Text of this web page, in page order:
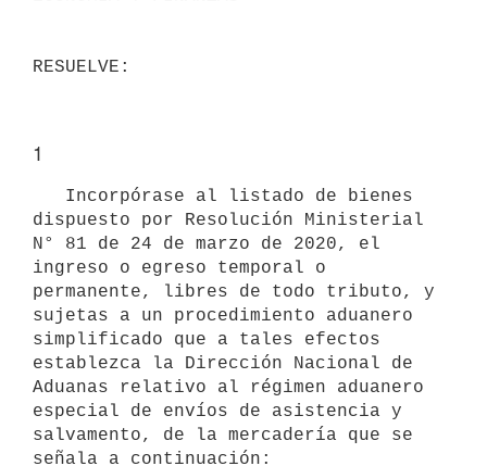
1
dispuesto por Resolución Ministerial
N° 81 de 24 de marzo de 2020, el
ingreso o egreso temporal o
permanente, libres de todo tributo, y
sujetas a un procedimiento aduanero
simplificado que a tales efectos
establezca la Dirección Nacional de
Aduanas relativo al régimen aduanero
especial de envíos de asistencia y
salvamento, de la mercadería que se
señala a continuación: